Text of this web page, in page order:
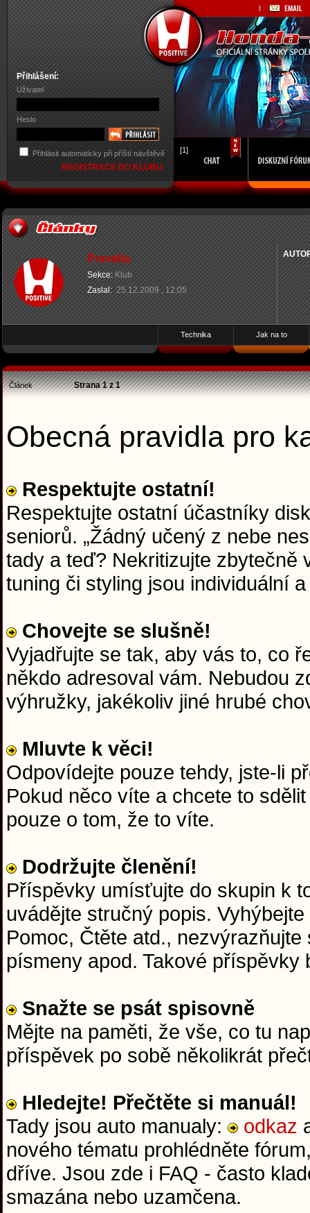
Přihlášení:
Uživatel
Heslo
Přihlásit automaticky při příští návštěvě
REGISTRACE DO KLUBU
[1]
Pravidla
Sekce: Klub
Zaslal: 25.12.2009 , 12:05
Technika Jak na to
Článek Strana1z1
Obecná pravidla pro
Respektujte ostatní!
Respektujte ostatní účastníky
seniorů. „Žádný učený z nebe
tady a teď? Nekritizujte zbytečně
tuning či styling jsou individuální
Chovejte se slušně!
Vyjadřujte se tak, aby vás to, co
někdo adresoval vám. Nebudou
výhružky, jakékoliv jiné hrubé
Mluvte k věci!
Odpovídejte pouze tehdy, jste-li
Pokud něco víte a chcete to
pouze o tom, že to víte.
Dodržujte členění!
Příspěvky umísťujte do skupin k
uvádějte stručný popis.
Pomoc, Čtěte atd.,
písmeny apod. Takové příspěvky
Snažte se psát spisovně
Mějte na paměti, že vše, co tu
příspěvek po sobě několikrát
Hledejte! Přečtěte si manuál!
Tady jsou auto manualy:
odkaz
nového tématu prohlédněte
dříve. Jsou zde i FAQ - často
smazána nebo uzamčena.